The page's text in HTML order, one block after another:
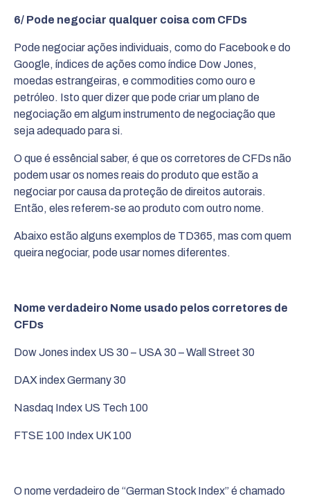
6/ Pode negociar qualquer coisa com CFDs
Pode negociar ações individuais, como do Facebook e do
Google, índices de ações como índice Dow Jones,
moedas estrangeiras, e commodities como ouro e
petróleo. Isto quer dizer que pode criar um plano de
negociação em algum instrumento de negociação que
seja adequado para si.
O que é essêncial saber, é que os corretores de CFDs não
podem usar os nomes reais do produto que estão a
negociar por causa da proteção de direitos autorais.
Então, eles referem-se ao produto com outro nome.
Abaixo estão alguns exemplos de TD365, mas com quem
queira negociar, pode usar nomes diferentes.
Nome verdadeiro Nome usado pelos corretores de
CFDs
Dow Jones index US 30 – USA 30 – Wall Street 30
DAX indexGermany 30
Nasdaq Index US Tech 100
FTSE 100 Index UK 100
O nome verdadeiro de “German Stock Index” é chamado